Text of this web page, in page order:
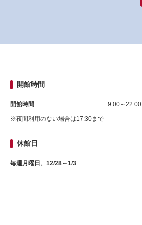
開館時間
開館時間
9:00～22:00
※夜間利用のない場合は17:30まで
休館日
毎週月曜日、12/28～1/3